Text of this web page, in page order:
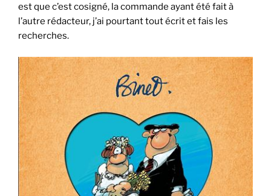
est que c’est cosigné, la commande ayant été fait à
l’autre rédacteur, j’ai pourtant tout écrit et fais les
recherches.